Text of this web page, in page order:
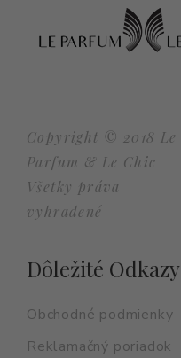
Copyright © 2018 Le
Parfum & Le Chic
Všetky práva
vyhradené
Dôležité Odkazy
Obchodné podmienky
Reklamačný poriadok